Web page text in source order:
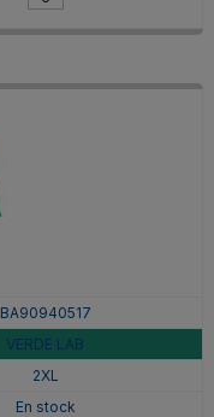
BA90940517
VERDE LAB
2XL
En stock